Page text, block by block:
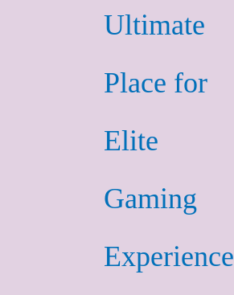
Ultimate
Place for
Elite
Gaming
Experience